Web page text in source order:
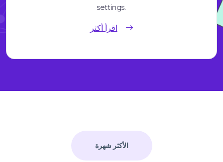
settings.
اقرأ أكثر
الأكثر شهرة